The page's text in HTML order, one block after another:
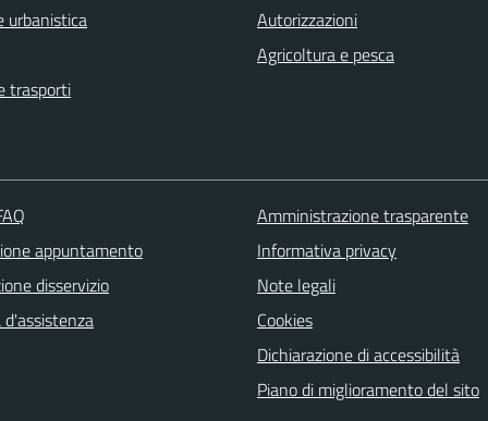
urbanistica
trasporti
Autorizzazioni
Agricoltura e pesca
appuntamento
disservizio
d'assistenza
Amministrazione trasparente
Informativa privacy
Note legali
Cookies
Dichiarazione di accessibilità
Piano di miglioramento del sito